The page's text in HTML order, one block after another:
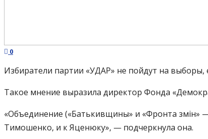
0
Избиратели партии «УДАР» не пойдут на выборы,
Такое мнение выразила директор Фонда
«Объединение («Батькивщины» и «Фронта змін»
Тимошенко, и к Яценюку», — подчеркнула она.